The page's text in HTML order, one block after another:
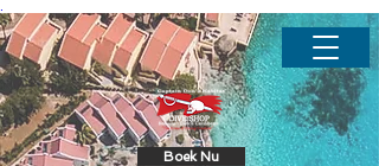
Boek Nu